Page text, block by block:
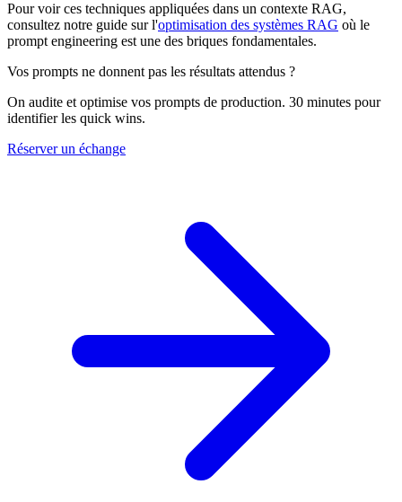
Pour voir ces techniques appliquées dans un contexte RAG,
consultez notre guide sur l'optimisation des systèmes RAG où le
prompt engineering est une des briques fondamentales.
Vos prompts ne donnent pas les résultats attendus ?
On audite et optimise vos prompts de production. 30 minutes pour
identifier les quick wins.
Réserver un échange